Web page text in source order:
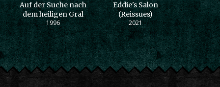
Auf der Suche nach
dem heiligen Gral
1996
Eddie's Salon
(Reissues)
2021